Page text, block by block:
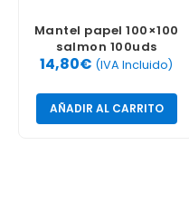
Mantel papel 100×100
salmon 100uds
14,80€ (IVA Incluido)
AÑADIR AL CARRITO